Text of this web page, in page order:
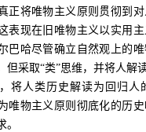
正将唯物主义原则贯彻到
表现在旧唯物主义以实用
巴哈尽管确立自然观上的
但采取“类”思维，并将人解
将人类历史解读为回归人
唯物主义原则彻底化的历
。